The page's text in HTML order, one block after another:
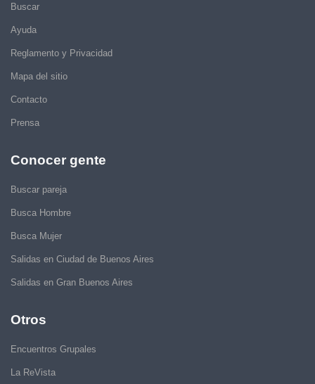
Buscar
Ayuda
Reglamento y Privacidad
Mapa del sitio
Contacto
Prensa
Conocer gente
Buscar pareja
Busca Hombre
Busca Mujer
Salidas en Ciudad de Buenos Aires
Salidas en Gran Buenos Aires
Otros
Encuentros Grupales
La ReVista